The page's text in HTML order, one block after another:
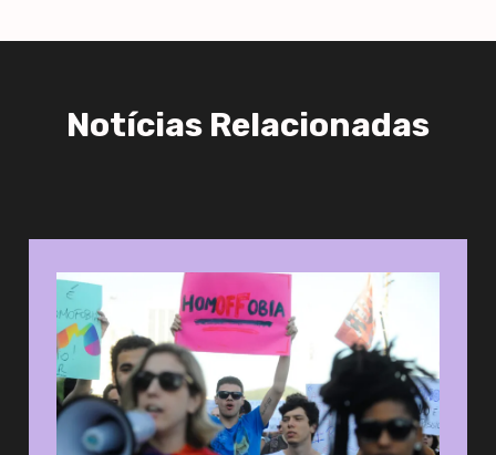
Notícias Relacionadas